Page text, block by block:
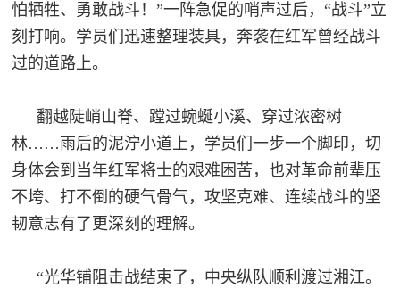
知
防
知
识
民
防
民
怕牺牲、勇敢战斗！”一阵急促的哨声过后，“战斗”立
刻打响。学员们迅速整理装具，奔袭在红军曾经战斗
过的道路上。
翻越陡峭山脊、蹚过蜿蜒小溪、穿过浓密树
林……雨后的泥泞小道上，学员们一步一个脚印，切
身体会到当年红军将士的艰难困苦，也对革命前辈压
不垮、打不倒的硬气骨气，攻坚克难、连续战斗的坚
韧意志有了更深刻的理解。
“光华铺阻击战结束了，中央纵队顺利渡过湘江。